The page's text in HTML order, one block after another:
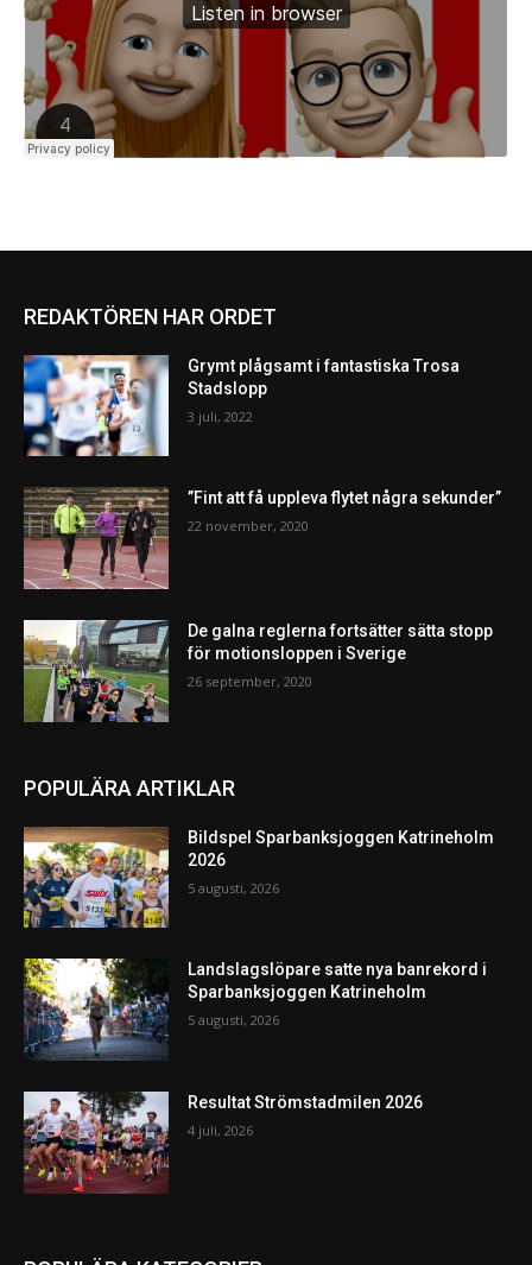
REDAKTÖREN HAR ORDET
Grymt plågsamt i fantastiska Trosa
Stadslopp
3 juli, 2022
”Fint att få uppleva flytet några sekunder”
22 november, 2020
De galna reglerna fortsätter sätta stopp
för motionsloppen i Sverige
26 september, 2020
POPULÄRA ARTIKLAR
Bildspel Sparbanksjoggen Katrineholm
2026
5 augusti, 2026
Landslagslöpare satte nya banrekord i
Sparbanksjoggen Katrineholm
5 augusti, 2026
Resultat Strömstadmilen 2026
4 juli, 2026